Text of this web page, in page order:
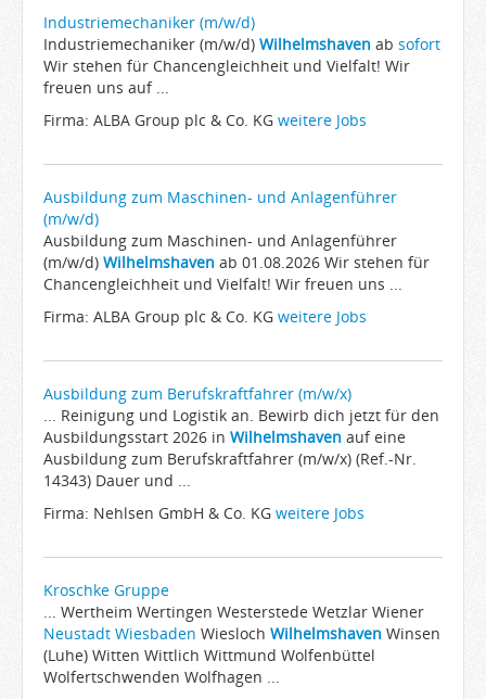
Industriemechaniker (m/w/d)
Industriemechaniker (m/w/d) Wilhelmshaven ab sofort
Wir stehen für Chancengleichheit und Vielfalt! Wir
freuen uns auf ...
Firma: ALBA Group plc & Co. KG weitere Jobs
Ausbildung zum Maschinen- und Anlagenführer
(m/w/d)
Ausbildung zum Maschinen- und Anlagenführer
(m/w/d) Wilhelmshaven ab 01.08.2026 Wir stehen für
Chancengleichheit und Vielfalt! Wir freuen uns ...
Firma: ALBA Group plc & Co. KG weitere Jobs
Ausbildung zum Berufskraftfahrer (m/w/x)
... Reinigung und Logistik an. Bewirb dich jetzt für den
Ausbildungsstart 2026 in Wilhelmshaven auf eine
Ausbildung zum Berufskraftfahrer (m/w/x) (Ref.-Nr.
14343) Dauer und ...
Firma: Nehlsen GmbH & Co. KG weitere Jobs
Kroschke Gruppe
... Wertheim Wertingen Westerstede Wetzlar Wiener
Neustadt Wiesbaden Wiesloch Wilhelmshaven Winsen
(Luhe) Witten Wittlich Wittmund Wolfenbüttel
Wolfertschwenden Wolfhagen ...